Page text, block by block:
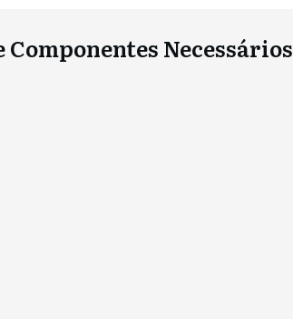
Componentes Necessários